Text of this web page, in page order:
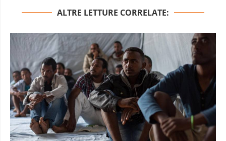
ALTRE LETTURE CORRELATE: